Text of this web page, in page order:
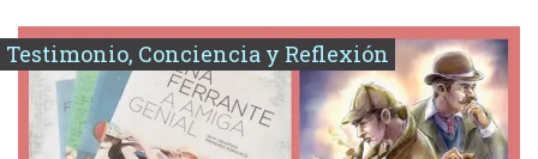
Testimonio, Conciencia y Reflexión